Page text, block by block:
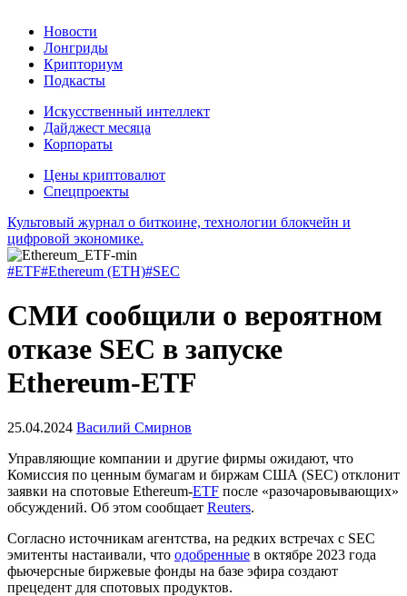
Новости
Лонгриды
Крипториум
Подкасты
Искусственный интеллект
Дайджест месяца
Корпораты
Цены криптовалют
Спецпроекты
Культовый журнал о биткоине, технологии блокчейн и
цифровой экономике.
#ETF#Ethereum (ETH)#SEC
СМИ сообщили о вероятном
отказе SEC в запуске
Ethereum-ETF
25.04.2024 Василий Смирнов
Управляющие компании и другие фирмы ожидают, что
Комиссия по ценным бумагам и биржам США (SEC) отклонит
заявки на спотовые Ethereum-ETF после «разочаровывающих»
обсуждений. Об этом сообщает Reuters.
Согласно источникам агентства, на редких встречах с SEC
эмитенты настаивали, что одобренные в октябре 2023 года
фьючерсные биржевые фонды на базе эфира создают
прецедент для спотовых продуктов.